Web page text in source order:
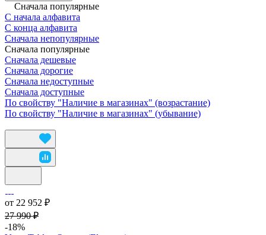
Сначала популярные
С начала алфавита
С конца алфавита
Сначала непопулярные
Сначала популярные
Сначала дешевые
Сначала дорогие
Сначала недоступные
Сначала доступные
По свойству "Наличие в магазинах" (возрастание)
По свойству "Наличие в магазинах" (убывание)
от 22 952 ₽
27 990 ₽
-18%